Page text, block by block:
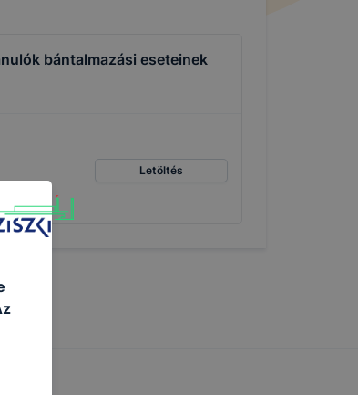
bántalmazási eseteinek
Letöltés